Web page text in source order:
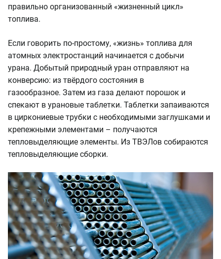
правильно организованный «жизненный цикл»
топлива.
Если говорить по-простому, «жизнь» топлива для
атомных электростанций начинается с добычи
урана. Добытый природный уран отправляют на
конверсию: из твёрдого состояния в
газообразное. Затем из газа делают порошок и
спекают в урановые таблетки. Таблетки запаиваются
в циркониевые трубки с необходимыми заглушками и
крепежными элементами – получаются
тепловыделяющие элементы. Из ТВЭЛов собираются
тепловыделяющие сборки.